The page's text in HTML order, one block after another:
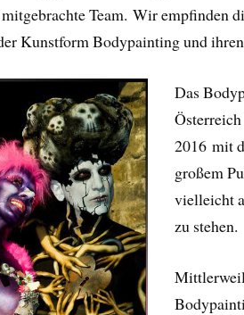
Team. Wir empfinden
Kunstform Bodypainting und
Das
2016 mit
großem
vielleicht
zu stehen.